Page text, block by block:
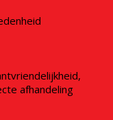
afhandeling